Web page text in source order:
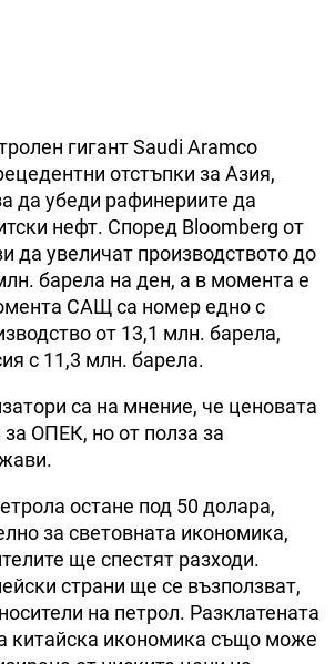
гигант Saudi Aramco
отстъпки за Азия,
да убеди рафинериите да
нефт. Според Bloomberg от
да увеличат производството до
барела на ден, а в момента е
САЩ са номер едно с
от 13,1 млн. барела,
с 11,3 млн. барела.
са на мнение, че ценовата
за ОПЕК, но от полза за
остане под 50 долара,
за световната икономика,
ще спестят разходи.
страни ще се възползват,
на петрол. Разклатената
китайска икономика също може